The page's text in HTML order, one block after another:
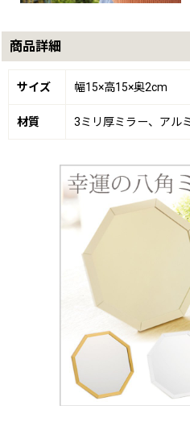
商品詳細
サイズ 幅15×高15×奥2cm
材質 3ミリ厚ミラー、アル